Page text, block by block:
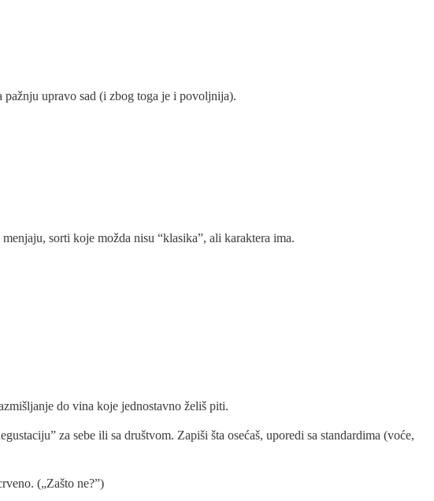
upravo sad (i zbog toga je i povoljnija).
sorti koje možda nisu “klasika”, ali karaktera ima.
do vina koje jednostavno želiš piti.
za sebe ili sa društvom. Zapiši šta osećaš, uporedi sa standardima (voće,
(„Zašto ne?”)